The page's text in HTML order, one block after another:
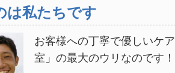
は私たちです
お客様への丁寧で優しいケ
室」の最大のウリなのです！